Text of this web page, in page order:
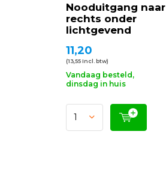
Nooduitgang naar
rechts onder
lichtgevend
11,20
(13,55 Incl. btw)
Vandaag besteld,
dinsdag in huis